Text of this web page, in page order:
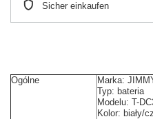
Sicher einkaufen
Ogólne
Marka:
Typ: bateria
Modelu: T-
Kolor: biały/